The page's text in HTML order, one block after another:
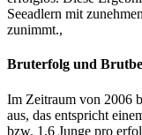
Seeadlern mit
zunimmt.,
Bruterfolg und
Im Zeitraum von 2006
aus, das entspricht
bzw. 1,6 Junge pro